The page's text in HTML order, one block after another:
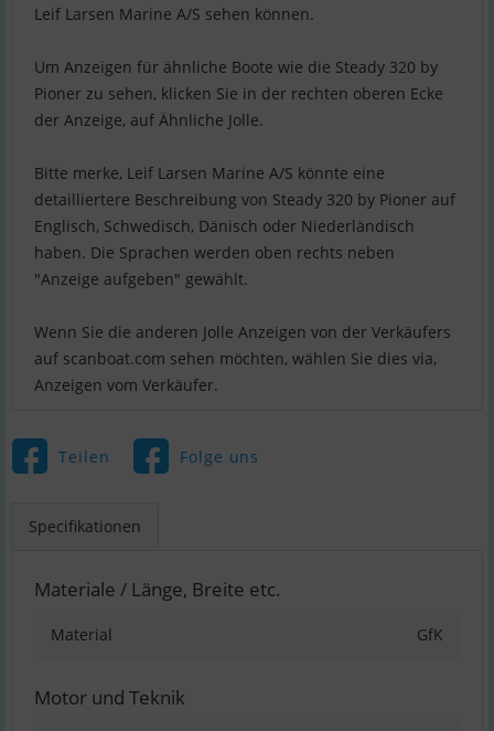
Leif Larsen Marine A/S sehen können.
Um Anzeigen für ähnliche Boote wie die Steady 320 by
Pioner zu sehen, klicken Sie in der rechten oberen Ecke
der Anzeige, auf Ähnliche Jolle.
Bitte merke, Leif Larsen Marine A/S könnte eine
detailliertere Beschreibung von Steady 320 by Pioner auf
Englisch, Schwedisch, Dänisch oder Niederländisch
haben. Die Sprachen werden oben rechts neben
"Anzeige aufgeben" gewählt.
Wenn Sie die anderen Jolle Anzeigen von der Verkäufers
auf scanboat.com sehen möchten, wählen Sie dies via,
Anzeigen vom Verkäufer.
Teilen Folge uns
Specifikationen
Materiale / Länge, Breite etc.
Material GfK
Motor und Teknik